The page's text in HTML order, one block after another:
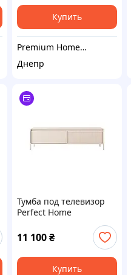
Купить
Premium Home Decor
Днепр
Тумба под телевизор
Perfect Home
Сенсо/Senso 2-дверная
2D/187 Беж (PFH-
091110)
11 100₴
Купить